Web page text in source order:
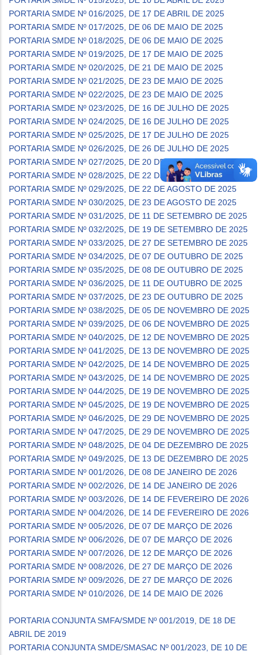
PORTARIA SMDE Nº 016/2025, DE 17 DE ABRIL DE 2025
PORTARIA SMDE Nº 017/2025, DE 06 DE MAIO DE 2025
PORTARIA SMDE Nº 018/2025, DE 06 DE MAIO DE 2025
PORTARIA SMDE Nº 019/2025, DE 17 DE MAIO DE 2025
PORTARIA SMDE Nº 020/2025, DE 21 DE MAIO DE 2025
PORTARIA SMDE Nº 021/2025, DE 23 DE MAIO DE 2025
PORTARIA SMDE Nº 022/2025, DE 23 DE MAIO DE 2025
PORTARIA SMDE Nº 023/2025, DE 16 DE JULHO DE 2025
PORTARIA SMDE Nº 024/2025, DE 16 DE JULHO DE 2025
PORTARIA SMDE Nº 025/2025, DE 17 DE JULHO DE 2025
PORTARIA SMDE Nº 026/2025, DE 26 DE JULHO DE 2025
PORTARIA SMDE Nº 027/2025, DE 20 DE AGOSTO DE 2025
PORTARIA SMDE Nº 028/2025, DE 22 DE AGOSTO DE 2025
PORTARIA SMDE Nº 029/2025, DE 22 DE AGOSTO DE 2025
PORTARIA SMDE Nº 030/2025, DE 23 DE AGOSTO DE 2025
PORTARIA SMDE Nº 031/2025, DE 11 DE SETEMBRO DE 2025
PORTARIA SMDE Nº 032/2025, DE 19 DE SETEMBRO DE 2025
PORTARIA SMDE Nº 033/2025, DE 27 DE SETEMBRO DE 2025
PORTARIA SMDE Nº 034/2025, DE 07 DE OUTUBRO DE 2025
PORTARIA SMDE Nº 035/2025, DE 08 DE OUTUBRO DE 2025
PORTARIA SMDE Nº 036/2025, DE 11 DE OUTUBRO DE 2025
PORTARIA SMDE Nº 037/2025, DE 23 DE OUTUBRO DE 2025
PORTARIA SMDE Nº 038/2025, DE 05 DE NOVEMBRO DE 2025
PORTARIA SMDE Nº 039/2025, DE 06 DE NOVEMBRO DE 2025
PORTARIA SMDE Nº 040/2025, DE 12 DE NOVEMBRO DE 2025
PORTARIA SMDE Nº 041/2025, DE 13 DE NOVEMBRO DE 2025
PORTARIA SMDE Nº 042/2025, DE 14 DE NOVEMBRO DE 2025
PORTARIA SMDE Nº 043/2025, DE 14 DE NOVEMBRO DE 2025
PORTARIA SMDE Nº 044/2025, DE 19 DE NOVEMBRO DE 2025
PORTARIA SMDE Nº 045/2025, DE 19 DE NOVEMBRO DE 2025
PORTARIA SMDE Nº 046/2025, DE 29 DE NOVEMBRO DE 2025
PORTARIA SMDE Nº 047/2025, DE 29 DE NOVEMBRO DE 2025
PORTARIA SMDE Nº 048/2025, DE 04 DE DEZEMBRO DE 2025
PORTARIA SMDE Nº 049/2025, DE 13 DE DEZEMBRO DE 2025
PORTARIA SMDE Nº 001/2026, DE 08 DE JANEIRO DE 2026
PORTARIA SMDE Nº 002/2026, DE 14 DE JANEIRO DE 2026
PORTARIA SMDE Nº 003/2026, DE 14 DE FEVEREIRO DE 2026
PORTARIA SMDE Nº 004/2026, DE 14 DE FEVEREIRO DE 2026
PORTARIA SMDE Nº 005/2026, DE 07 DE MARÇO DE 2026
PORTARIA SMDE Nº 006/2026, DE 07 DE MARÇO DE 2026
PORTARIA SMDE Nº 007/2026, DE 12 DE MARÇO DE 2026
PORTARIA SMDE Nº 008/2026, DE 27 DE MARÇO DE 2026
PORTARIA SMDE Nº 009/2026, DE 27 DE MARÇO DE 2026
PORTARIA SMDE Nº 010/2026, DE 14 DE MAIO DE 2026
PORTARIA CONJUNTA SMFA/SMDE Nº 001/2019, DE 18 DE
ABRIL DE 2019
PORTARIA CONJUNTA SMDE/SMASAC Nº 001/2023, DE 10 DE